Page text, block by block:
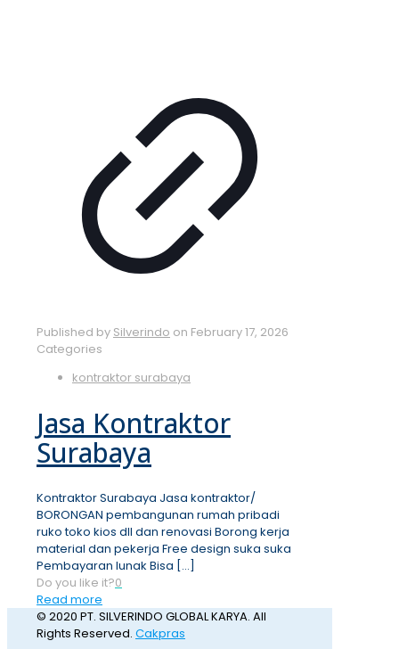
Published by Silverindo on February 17, 2026
Categories
kontraktor surabaya
Jasa Kontraktor
Surabaya
Kontraktor Surabaya Jasa kontraktor/
BORONGAN pembangunan rumah pribadi
ruko toko kios dll dan renovasi Borong kerja
material dan pekerja Free design suka suka
Pembayaran lunak Bisa […]
Do you like it?0
Read more
© 2020 PT. SILVERINDO GLOBAL KARYA. All
Rights Reserved. Cakpras